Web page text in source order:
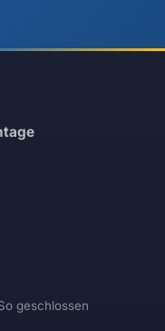
geschlossen